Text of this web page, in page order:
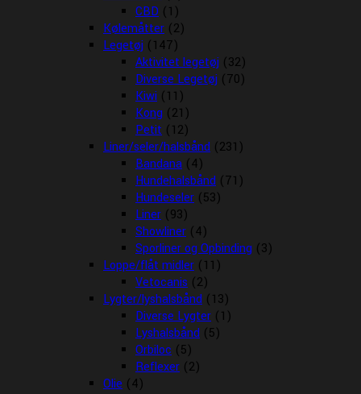
CBD (1)
Kølemåtter (2)
Legetøj (147)
Aktivitet legetøj (32)
Diverse Legetøj (70)
Kiwi (11)
Kong (21)
Petit (12)
Liner/seler/halsbånd (231)
Bandana (4)
Hundehalsbånd (71)
Hundeseler (53)
Liner (93)
Showliner (4)
Sporliner og Opbinding (3)
Loppe/flåt midler (11)
Vetocanis (2)
Lygter/lyshalsbånd (13)
Diverse Lygter (1)
Lyshalsbånd (5)
Orbiloc (5)
Reflexer (2)
Olie (4)